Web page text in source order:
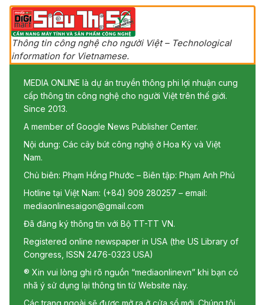
Thông tin công nghệ cho người Việt – Technological
information for Vietnamese.
MEDIA ONLINE là dự án truyền thông phi lợi nhuận cung
cấp thông tin công nghệ cho người Việt trên thế giới.
Since 2013.
A member of Google News Publisher Center.
Nội dung: Các cây bút công nghệ ở Hoa Kỳ và Việt
Nam.
Chủ biên: Phạm Hồng Phước – Biên tập: Phạm Anh Phú
Hotline tại Việt Nam: (+84) 909 280257 – email:
mediaonlinesaigon@gmail.com
Đã đăng ký thông tin với Bộ TT-TT VN.
Registered online newspaper in USA (the US Library of
Congress, ISSN 2476-0323 USA)
® Xin vui lòng ghi rõ nguồn “mediaonlinevn” khi bạn có
nhã ý sử dụng lại thông tin từ Website này.